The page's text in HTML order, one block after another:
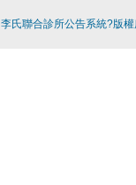
李氏聯合診所公告系統?版